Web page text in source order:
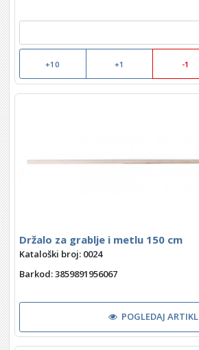
+10 +1 -1
Držalo za grablje i metlu 150 cm
Kataloški broj: 0024
Barkod: 3859891956067
POGLEDAJ ARTIKL